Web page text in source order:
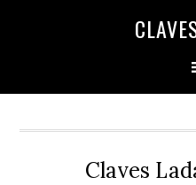
Claves